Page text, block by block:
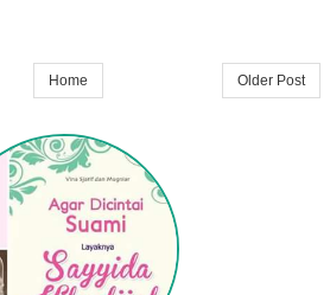
Older Post
Home